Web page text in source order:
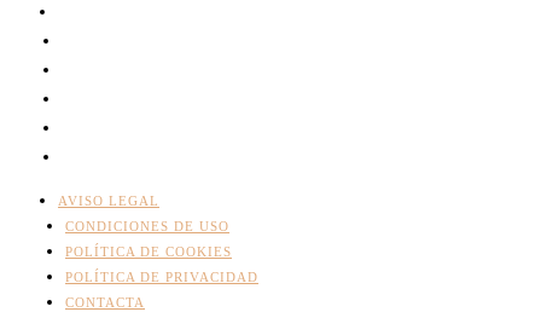
AVISO LEGAL
CONDICIONES DE USO
POLÍTICA DE COOKIES
POLÍTICA DE PRIVACIDAD
CONTACTA